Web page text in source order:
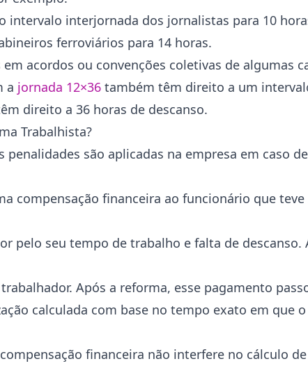
intervalo interjornada dos jornalistas para 10
ferroviários para 14 horas.
acordos ou convenções coletivas de algumas
a jornada 12×36 também têm direito a um
direito a 36 horas de descanso.
Trabalhista?
penalidades são aplicadas na empresa em caso
compensação financeira ao funcionário que
pelo seu tempo de trabalho e falta de descanso.
Após a reforma, esse pagamento
calculada com base no tempo exato em que
financeira não interfere no cálculo